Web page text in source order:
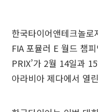
한국타이어앤테크놀로
FIA 포뮬러 E 월드 챔
PRIX’가 2월 14일과
아라비아 제다에서 열